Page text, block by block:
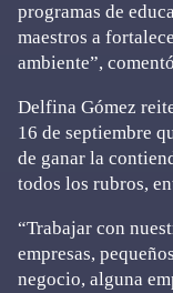
programas de
maestros a
ambiente”,
Delfina Gómez
16 de septiembre
de ganar la
todos los rubros,
“Trabajar con
empresas,
negocio, alguna